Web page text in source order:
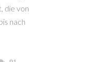
die von
nach